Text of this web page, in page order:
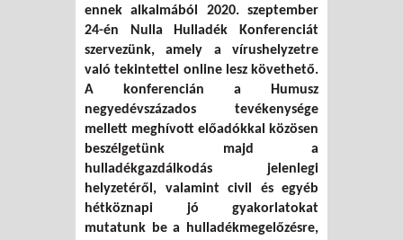
ennek alkalmából 2020. szeptember
24-én Nulla Hulladék Konferenciát
szervezünk, amely a vírushelyzetre
való tekintettel online lesz követhető.
A konferencián a Humusz
negyedévszázados tevékenysége
mellett meghívott előadókkal közösen
beszélgetünk majd a
hulladékgazdálkodás jelenlegi
helyzetéről, valamint civil és egyéb
hétköznapi jó gyakorlatokat
mutatunk be a hulladékmegelőzésre,